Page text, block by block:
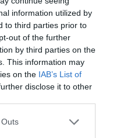
information utilized by
to third parties prior to
out of the further
by third parties on the
This information may
on the IAB’s List of
disclose it to other
(Bola na barra/poste)
Cinco inicial
1 - Bianca Bertolucci ®